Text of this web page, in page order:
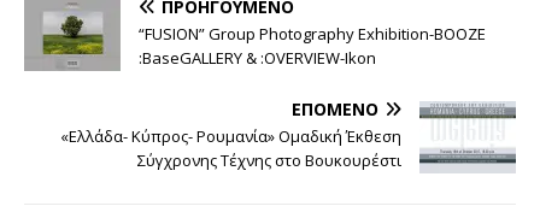
ΠΡΟΗΓΟΎΜΕΝΟ
“FUSION” Group Photography Exhibition-BOOZE
:BaseGALLERY & :OVERVIEW-Ikon
ΕΠΌΜΕΝΟ
«Ελλάδα- Κύπρος- Ρουμανία» Ομαδική Έκθεση
Σύγχρονης Τέχνης στο Βουκουρέστι